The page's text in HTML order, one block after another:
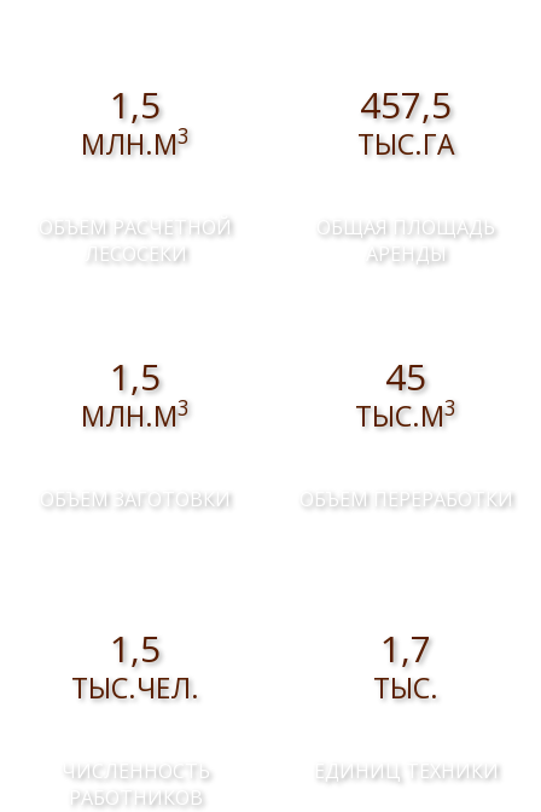
1,5
МЛН.М3
ОБЪЕМ РАСЧЕТНОЙ
ЛЕСОСЕКИ
457,5
ТЫС.ГА
ОБЩАЯ ПЛОЩАДЬ
АРЕНДЫ
1,5
МЛН.М3
ОБЪЕМ ЗАГОТОВКИ
45
ТЫС.М3
ОБЪЕМ ПЕРЕРАБОТКИ
1,5
ТЫС.ЧЕЛ.
ЧИСЛЕННОСТЬ
РАБОТНИКОВ
1,7
ТЫС.
ЕДИНИЦ ТЕХНИКИ